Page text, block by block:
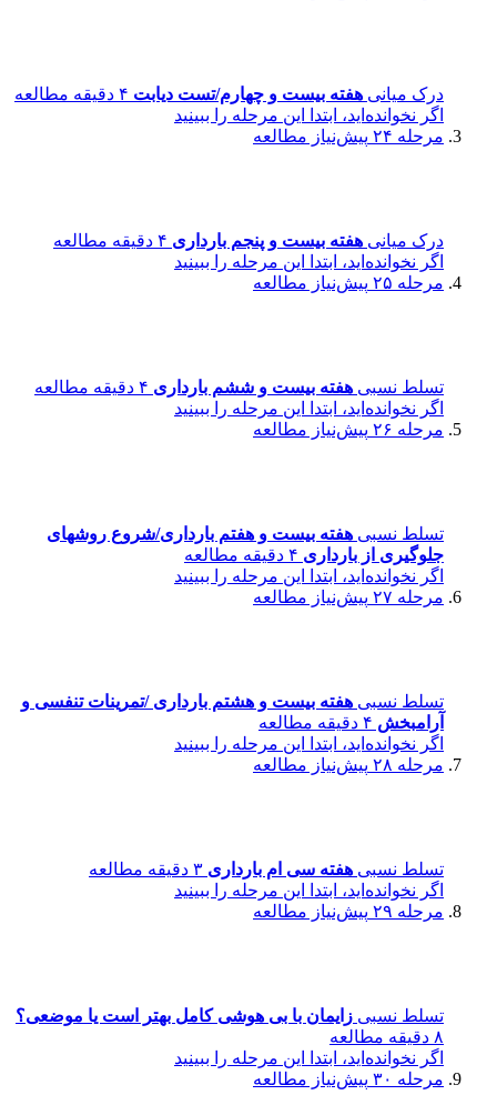
درک میانی هفته بیست و چهارم/تست دیابت ۴ دقیقه مطالعه
اگر نخوانده‌اید، ابتدا این مرحله را ببینید
مرحله ۲۴
پیش‌نیاز مطالعه
درک میانی هفته بیست و پنجم بارداری ۴ دقیقه مطالعه
اگر نخوانده‌اید، ابتدا این مرحله را ببینید
مرحله ۲۵
پیش‌نیاز مطالعه
تسلط نسبی هفته بیست و ششم بارداری ۴ دقیقه مطالعه
اگر نخوانده‌اید، ابتدا این مرحله را ببینید
مرحله ۲۶
پیش‌نیاز مطالعه
تسلط نسبی هفته بیست و هفتم بارداری/شروع روشهای
جلوگیری از بارداری ۴ دقیقه مطالعه
اگر نخوانده‌اید، ابتدا این مرحله را ببینید
مرحله ۲۷
پیش‌نیاز مطالعه
تسلط نسبی هفته بیست و هشتم بارداری /تمرینات تنفسی و
آرامبخش ۴ دقیقه مطالعه
اگر نخوانده‌اید، ابتدا این مرحله را ببینید
مرحله ۲۸
پیش‌نیاز مطالعه
تسلط نسبی هفته سی ام بارداری ۳ دقیقه مطالعه
اگر نخوانده‌اید، ابتدا این مرحله را ببینید
مرحله ۲۹
پیش‌نیاز مطالعه
تسلط نسبی زایمان با بی هوشی کامل بهتر است یا موضعی؟
۸ دقیقه مطالعه
اگر نخوانده‌اید، ابتدا این مرحله را ببینید
مرحله ۳۰
پیش‌نیاز مطالعه